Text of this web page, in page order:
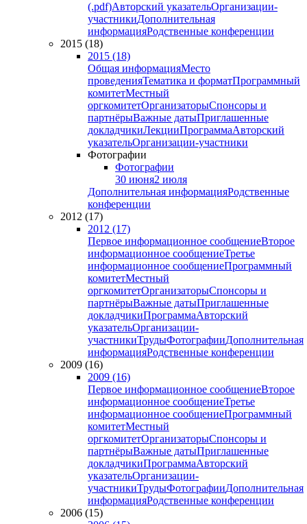
(.pdf)Авторский указательОрганизации-
участникиДополнительная
информацияРодственные конференции
2015 (18)
2015 (18)
Общая информацияМесто
проведенияТематика и форматПрограммный
комитетМестный
оргкомитетОрганизаторыСпонсоры и
партнёрыВажные датыПриглашенные
докладчикиЛекцииПрограммаАвторский
указательОрганизации-участники
Фотографии
Фотографии
30 июня2 июля
Дополнительная информацияРодственные
конференции
2012 (17)
2012 (17)
Первое информационное сообщениеВторое
информационное сообщениеТретье
информационное сообщениеПрограммный
комитетМестный
оргкомитетОрганизаторыСпонсоры и
партнёрыВажные датыПриглашенные
докладчикиПрограммаАвторский
указательОрганизации-
участникиТрудыФотографииДополнительная
информацияРодственные конференции
2009 (16)
2009 (16)
Первое информационное сообщениеВторое
информационное сообщениеТретье
информационное сообщениеПрограммный
комитетМестный
оргкомитетОрганизаторыСпонсоры и
партнёрыВажные датыПриглашенные
докладчикиПрограммаАвторский
указательОрганизации-
участникиТрудыФотографииДополнительная
информацияРодственные конференции
2006 (15)